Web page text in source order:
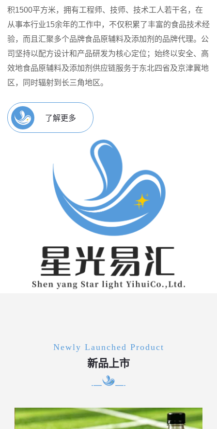
积1500平方米，拥有工程师、技师、技术工人若干名，在
从事本行业15余年的工作中，不仅积累了丰富的食品技术经
验，而且汇聚多个品牌食品原辅料及添加剂的品牌代理。公
司坚持以配方设计和产品研发为核心定位；始终以安全、高
效地食品原辅料及添加剂供应链服务于东北四省及京津冀地
区，同时辐射到长三角地区。
了解更多
Newly Launched Product
新品上市